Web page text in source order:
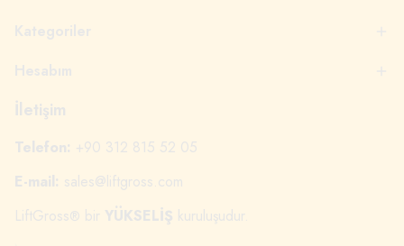
İletişim
Telefon: +90 312 815 52 05
E-mail: sales@liftgross.com
LiftGross® bir YÜKSELİŞ kuruluşudur.